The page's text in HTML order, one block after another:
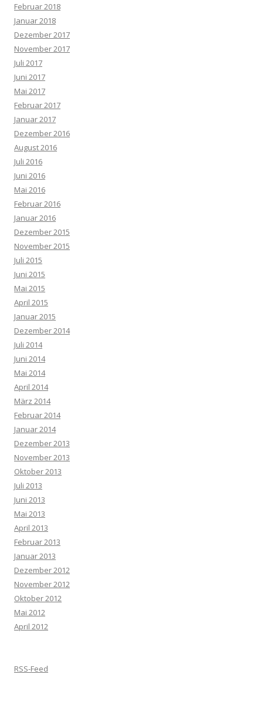
Februar 2018
Januar 2018
Dezember 2017
November 2017
Juli 2017
Juni 2017
Mai 2017
Februar 2017
Januar 2017
Dezember 2016
August 2016
Juli 2016
Juni 2016
Mai 2016
Februar 2016
Januar 2016
Dezember 2015
November 2015
Juli 2015
Juni 2015
Mai 2015
April 2015
Januar 2015
Dezember 2014
Juli 2014
Juni 2014
Mai 2014
April 2014
März 2014
Februar 2014
Januar 2014
Dezember 2013
November 2013
Oktober 2013
Juli 2013
Juni 2013
Mai 2013
April 2013
Februar 2013
Januar 2013
Dezember 2012
November 2012
Oktober 2012
Mai 2012
April 2012
RSS-Feed